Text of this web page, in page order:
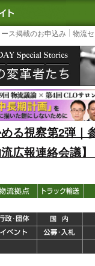
最大の物流ニュース
ス掲載のお申込み 物流
る視察第2弾｜
広報連絡会議